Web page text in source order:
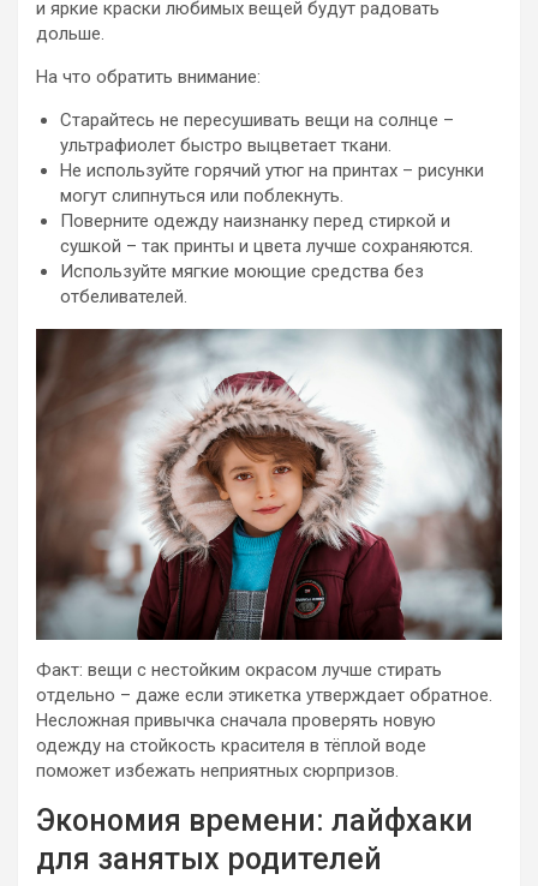
и яркие краски любимых вещей будут радовать
дольше.
На что обратить внимание:
Старайтесь не пересушивать вещи на солнце –
ультрафиолет быстро выцветает ткани.
Не используйте горячий утюг на принтах – рисунки
могут слипнуться или поблекнуть.
Поверните одежду наизнанку перед стиркой и
сушкой – так принты и цвета лучше сохраняются.
Используйте мягкие моющие средства без
отбеливателей.
Факт: вещи с нестойким окрасом лучше стирать
отдельно – даже если этикетка утверждает обратное.
Несложная привычка сначала проверять новую
одежду на стойкость красителя в тёплой воде
поможет избежать неприятных сюрпризов.
Экономия времени: лайфхаки
для занятых родителей